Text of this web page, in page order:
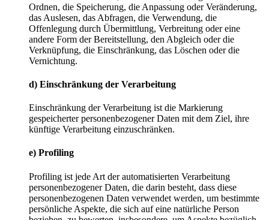
Ordnen, die Speicherung, die Anpassung oder Veränderung,
das Auslesen, das Abfragen, die Verwendung, die
Offenlegung durch Übermittlung, Verbreitung oder eine
andere Form der Bereitstellung, den Abgleich oder die
Verknüpfung, die Einschränkung, das Löschen oder die
Vernichtung.
d) Einschränkung der Verarbeitung
Einschränkung der Verarbeitung ist die Markierung
gespeicherter personenbezogener Daten mit dem Ziel, ihre
künftige Verarbeitung einzuschränken.
e) Profiling
Profiling ist jede Art der automatisierten Verarbeitung
personenbezogener Daten, die darin besteht, dass diese
personenbezogenen Daten verwendet werden, um bestimmte
persönliche Aspekte, die sich auf eine natürliche Person